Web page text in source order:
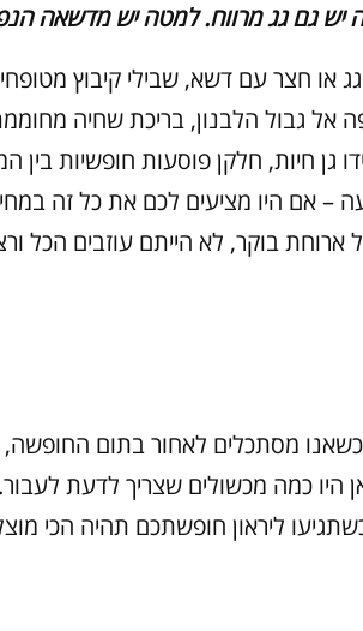
יש גם גג מרווח. למטה יש מדשאה
או חצר עם דשא, שבילי קיבוץ
אל גבול הלבנון, בריכת שחיה
גן חיות, חלקן פוסעות חופשיות
ארוחת בוקר, לא הייתם עוזבים הכל
כשאנו מסתכלים לאחור בתום
היו כמה מכשולים שצריך לדעת
ליראון חופשתכם תהיה הכי